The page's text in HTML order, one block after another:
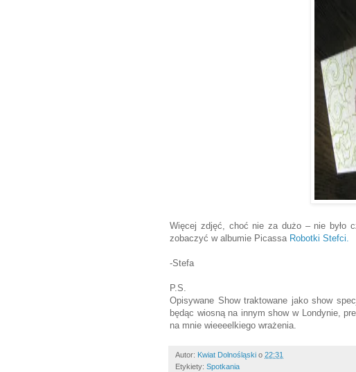
Więcej zdjęć, choć nie za dużo – nie było
zobaczyć w albumie Picassa Robotki Stefci.
-Stefa
P.S.
Opisywane Show traktowane jako show
będąc wiosną na innym show w Londynie,
na mnie wieeeelkiego wrażenia.
Autor: Kwiat Dolnośląski o 22:31
Etykiety: Spotkania